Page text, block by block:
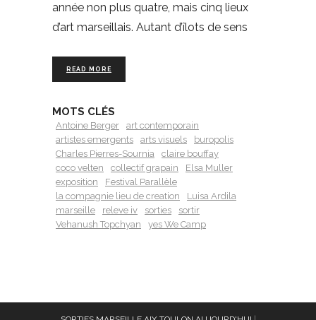
année non plus quatre, mais cinq lieux
d’art marseillais. Autant d’îlots de sens
READ MORE
MOTS CLÉS
Antoine Berger
art contemporain
artistes emergents
arts visuels
buropolis
Charles Pierres-Sournia
claire bouffay
coco velten
collectif grapain
Elsa Muller
exposition
Festival Parallèle
la compagnie lieu de creation
Luisa Ardila
marseille
releve iv sorties
sortir
Vehanush Topchyan
yes We Camp